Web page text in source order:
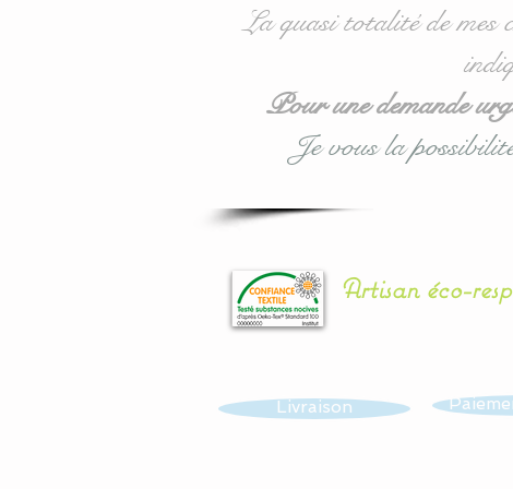
La quasi totalité de mes
Pour une demande
Je vous la
Artisan éco-
Livraison